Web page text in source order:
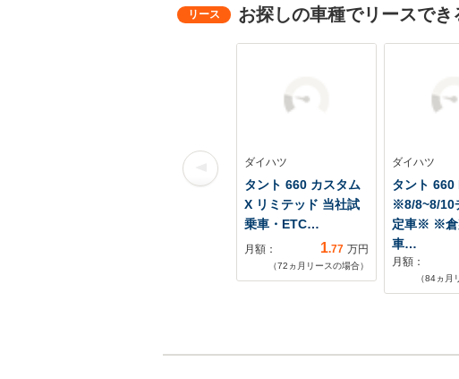
お探しの車種でリースでき
ダイハツ
タント 660 カスタム
X リミテッド 当社試
乗車・ETC…
月額： 1.77 万円
（72 ヵ月リースの場合）
ダイハツ
タント 660
※8/8~8/10
定車※ ※倉
車…
月額：
（84ヵ月